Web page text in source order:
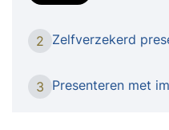
telefoon grijpen. Weer
PowerPoint… zucht.
sprekers vertellen
dat de boodschap
2 Zelfverzekerd
3 Presenteren met